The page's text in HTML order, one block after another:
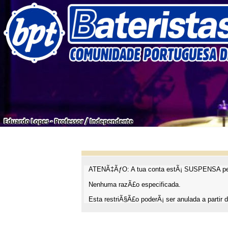
ATENÃ‡ÃƒO: A tua conta estÃ¡ SUSPENSA
Nenhuma razÃ£o especificada.
Esta restriÃ§Ã£o poderÃ¡ ser anulada a partir